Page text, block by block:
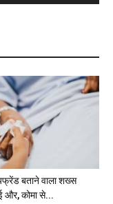
बताने वाला शख्स
और, कोमा से...